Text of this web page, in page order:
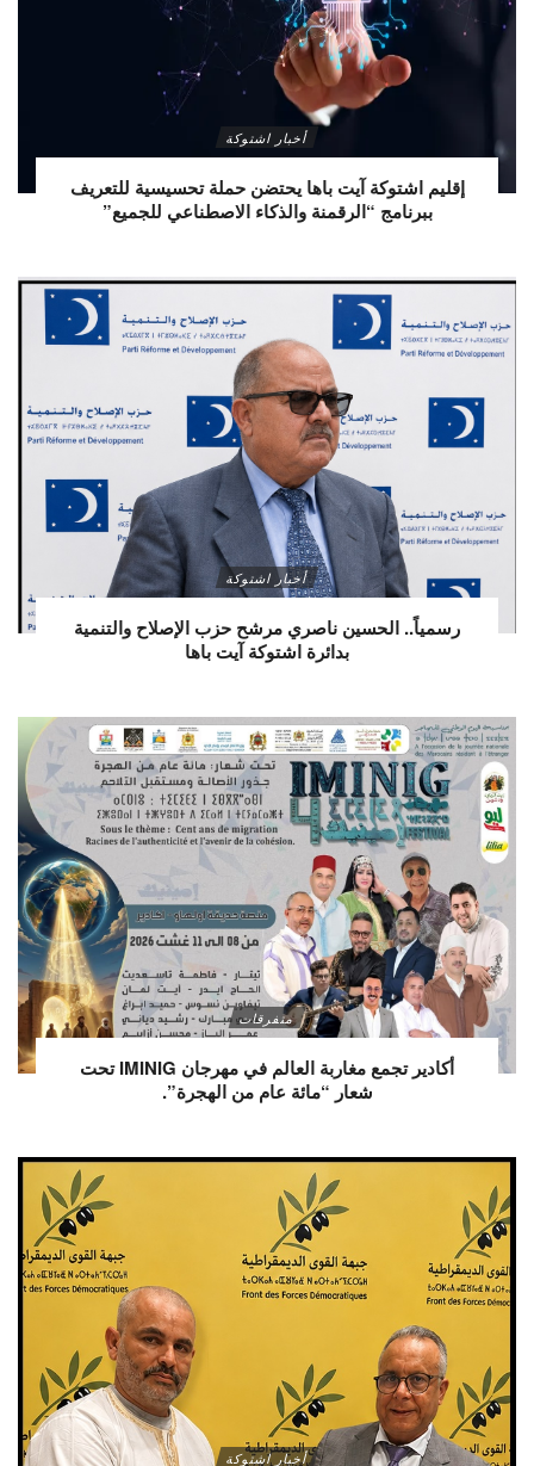
أخبار اشتوكة
إقليم اشتوكة آيت باها يحتضن حملة تحسيسية للتعريف
ببرنامج “الرقمنة والذكاء الاصطناعي للجميع”
أخبار اشتوكة
رسمياً.. الحسين ناصري مرشح حزب الإصلاح والتنمية
بدائرة اشتوكة آيت باها
متفرقات
أكادير تجمع مغاربة العالم في مهرجان IMINIG تحت
شعار “مائة عام من الهجرة”.
أخبار اشتوكة